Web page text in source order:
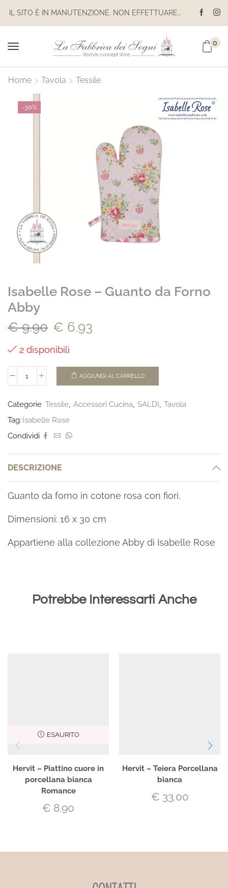
IL SITO È IN MANUTENZIONE. NON EFFETTUARE ACQUISTI. LE SPEDIZIONI SONO SOSPESE
0
Home Tavola Tessile
-30%
Isabelle Rose – Guanto da Forno
Abby
€9.90 € 6.93
2 disponibili
AGGIUNGI AL CARRELLO
Categorie Tessile Accessori Cucina SALDI Tavola
Tag: Isabelle Rose
Condividi
DESCRIZIONE
Guanto da forno in cotone rosa con fiori.
Dimensioni: 16 x 30 cm
Appartiene alla collezione Abby di Isabelle Rose
Potrebbe Interessarti Anche
ESAURITO
Hervit – Piattino cuore in
porcellana bianca
Romance
€ 8.90
Hervit – Teiera Porcellana
bianca
€ 33.00